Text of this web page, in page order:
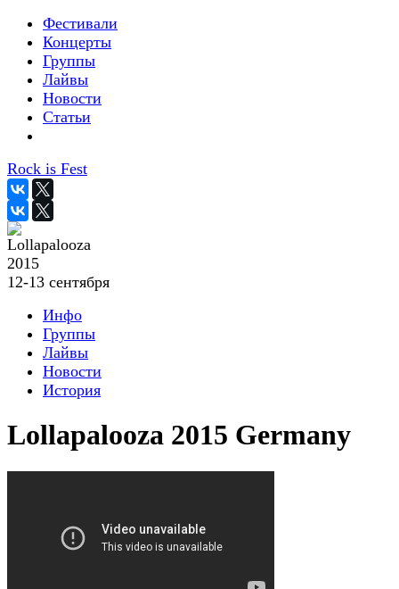
Фестивали
Концерты
Группы
Лайвы
Новости
Статьи
Rock is Fest
2015
12-13 сентября
Инфо
Группы
Лайвы
Новости
История
Lollapalooza 2015 Germany